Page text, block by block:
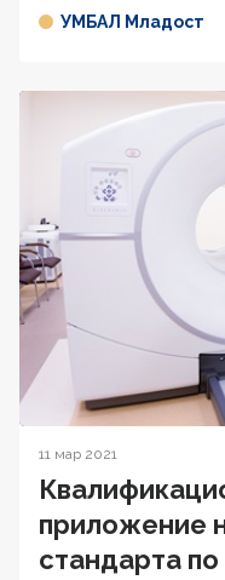
УМБАЛ Младост
11 мар 2021
приложение
стандарта